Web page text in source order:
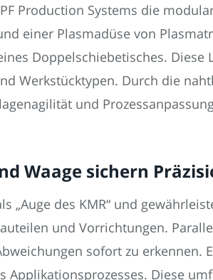
Production Systems die
einer Plasmadüse von
Doppelschiebetisches.
Werkstücktypen. Durch die
und
Waage sichern
„Auge des KMR“ und
und Vorrichtungen.
sofort zu
Applikationsprozesses. Diese